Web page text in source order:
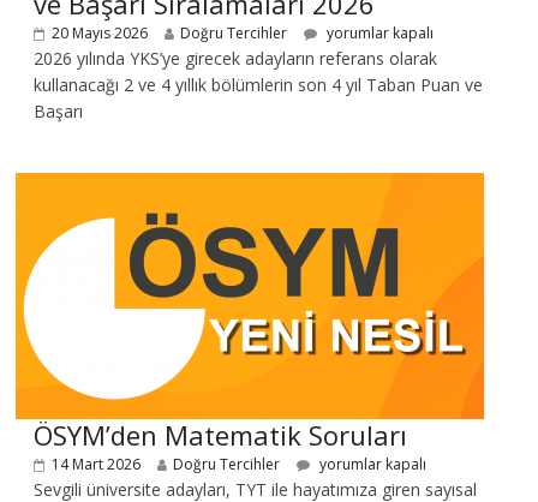
20 Mayıs 2026 Doğru Tercihler yorumlar kapalı
2026 yılında YKS’ye girecek adayların referans olarak
kullanacağı 2 ve 4 yıllık bölümlerin son 4 yıl Taban Puan ve
Başarı
ÖSYM’den Matematik Soruları
14 Mart 2026 Doğru Tercihler yorumlar kapalı
Sevgili üniversite adayları, TYT ile hayatımıza giren sayısal